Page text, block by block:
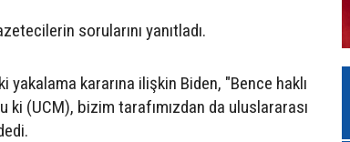
sorularını yanıtladı.
yakalama kararına ilişkin Biden, "Bence haklı
ki (UCM), bizim tarafımızdan da uluslararası